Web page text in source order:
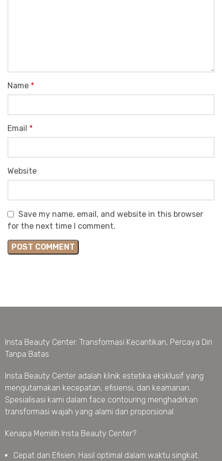
Name *
Email *
Website
Save my name, email, and website in this browser
for the next time I comment.
Insta Beauty Center: Transformasi Kecantikan, Percaya Diri
Tanpa Batas
Insta Beauty Center adalah klinik estetika eksklusif yang
mengutamakan kecepatan, efisiensi, dan keamanan.
Spesialisasi kami dalam face contouring menghadirkan
transformasi wajah yang alami dan proporsional.
Kenapa Memilih Insta Beauty Center?
Cepat dan Efisien: Hasil optimal dalam waktu singkat.